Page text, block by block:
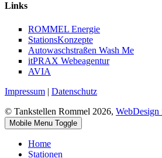
Links
ROMMEL Energie
StationsKonzepte
Autowaschstraßen Wash Me
itPRAX Webeagentur
AVIA
Impressum | Datenschutz
© Tankstellen Rommel 2026,
Mobile Menu Toggle
Home
Stationen